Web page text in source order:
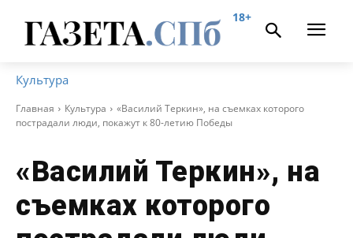
18+
Культура
Главная Культура
«Василий Теркин», на съемках которого
пострадали люди, покажут к 80-летию Победы
«Василий Теркин», на
съемках которого